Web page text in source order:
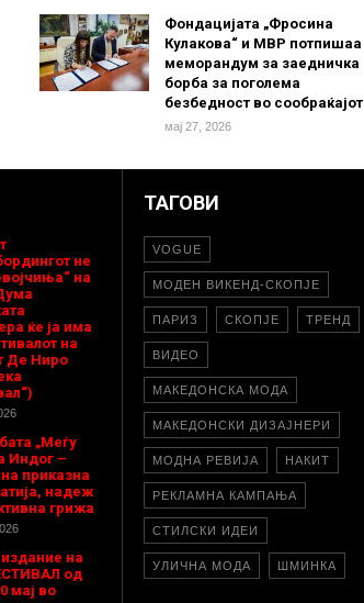
Фондацијата „Фросина
Кулакова“ и МВР потпишаа
меморандум за заедничка
борба за поголема
безбедност во сообраќајот
мај 27, 2026
не
на
ќе ја има
на
Де Ниро
„Меѓу
Индог –
приказна
надеж
грижа
на
од
мај во
ТАГОВИ
VOGUE
МОДЕН ВИКЕНД-СКОПЈЕ
ПАРИЗ СКОПЈЕ ТРЕНД
ВИДЕО
МАКЕДОНСКА МОДА
МАКЕДОНСКИ ДИЗАЈНЕРИ
МОДНА РЕВИЈА НАКИТ
РЕКЛАМНА КАМПАЊА
СТИЛСКИ ИДЕИ
УЛИЧНА МОДА ШМИНКА